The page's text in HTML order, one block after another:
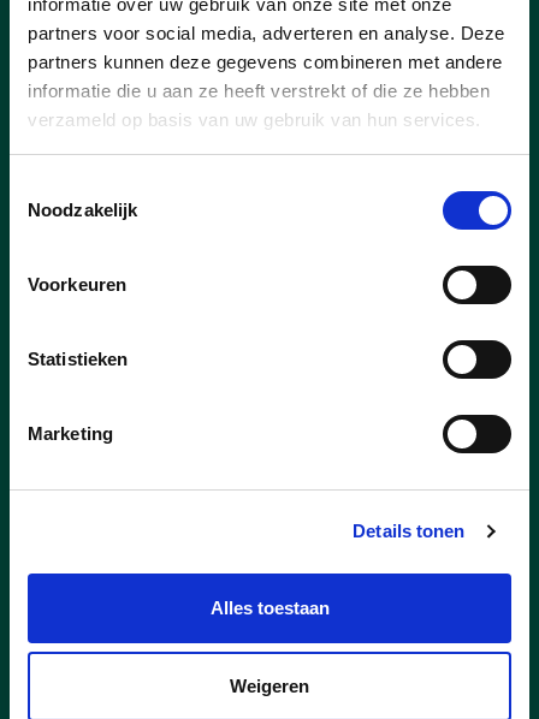
informatie over uw gebruik van onze site met onze
partners voor social media, adverteren en analyse. Deze
partners kunnen deze gegevens combineren met andere
informatie die u aan ze heeft verstrekt of die ze hebben
verzameld op basis van uw gebruik van hun services.
Noodzakelijk
Voorkeuren
Statistieken
Marketing
Details tonen
Alles toestaan
Weigeren
Eerste ervaring met de
“deelwagens” in
Boortmeerbeek: doe zelf
ook eens een test !
Hoe werkt dat nu eigenlijk : de
station van Boortmeerbeek? Ik was
is gebleken dat in de praktijk alles